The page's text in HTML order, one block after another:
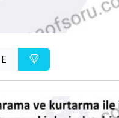
E